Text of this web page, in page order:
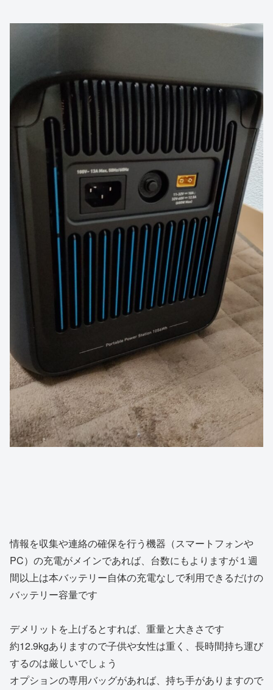
情報を収集や連絡の確保を行う機器（スマートフォンや
PC）の充電がメインであれば、台数にもよりますが１週
間以上は本バッテリー自体の充電なしで利用できるだけの
バッテリー容量です
デメリットを上げるとすれば、重量と大きさです
約12.9kgありますので子供や女性は重く、長時間持ち運び
するのは厳しいでしょう
オプションの専用バッグがあれば、持ち手がありますので